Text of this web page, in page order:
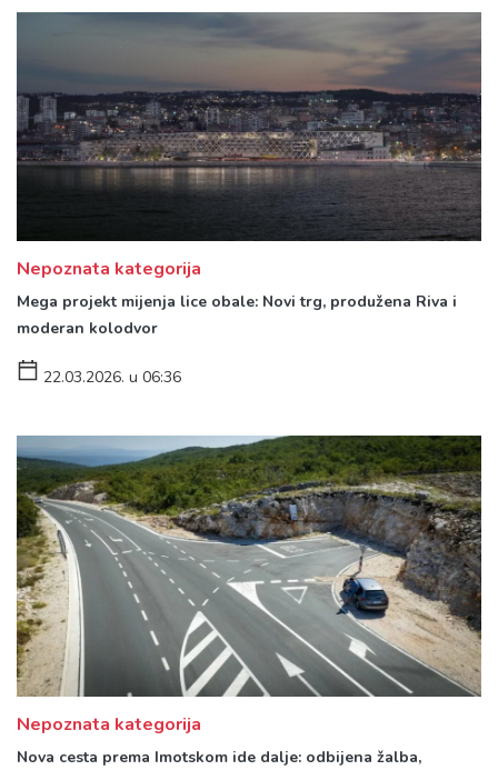
Nepoznata kategorija
Mega projekt mijenja lice obale: Novi trg, produžena Riva i
moderan kolodvor
22.03.2026. u 06:36
Nepoznata kategorija
Nova cesta prema Imotskom ide dalje: odbijena žalba,